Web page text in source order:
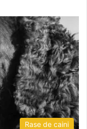
Rase de caini